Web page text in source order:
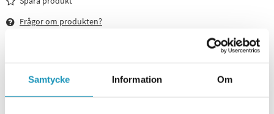
Samtycke Information Om
Frågor om produkten?
Kedja Kayo AY70